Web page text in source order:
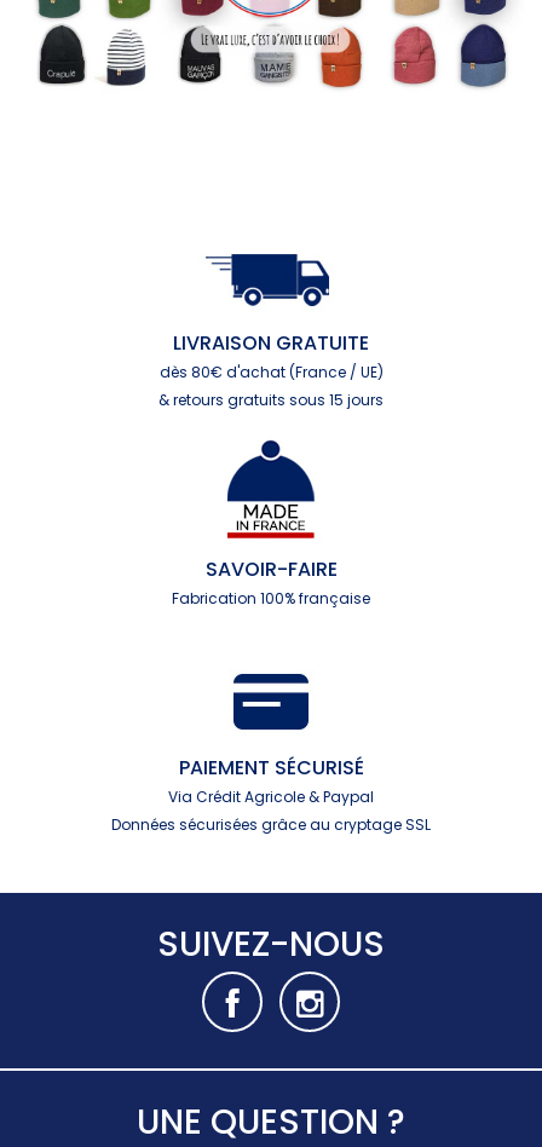
LIVRAISON GRATUITE
dès 80€ d'achat (France / UE)
& retours gratuits sous 15 jours
SAVOIR-FAIRE
Fabrication 100% française
PAIEMENT SÉCURISÉ
Via Crédit Agricole & Paypal
Données sécurisées grâce au cryptage SSL
SUIVEZ-NOUS
UNE QUESTION ?